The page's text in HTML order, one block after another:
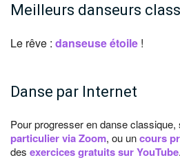
Meilleurs danseurs
Le rêve : danseuse étoile !
Danse par Internet
Pour progresser en danse classique,
particulier via Zoom, ou uncours
des exercices gratuits sur YouTube.